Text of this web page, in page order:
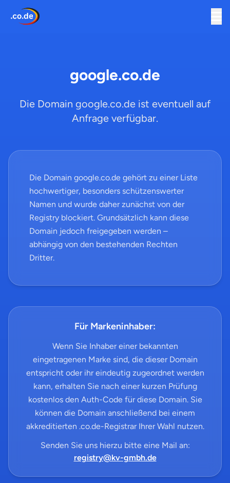
google.co.de
Die Domain google.co.de ist eventuell auf
Anfrage verfügbar.
Die Domain google.co.de gehört zu einer Liste
hochwertiger, besonders schützenswerter
Namen und wurde daher zunächst von der
Registry blockiert. Grundsätzlich kann diese
Domain jedoch freigegeben werden –
abhängig von den bestehenden Rechten
Dritter.
Für Markeninhaber:
Wenn Sie Inhaber einer bekannten
eingetragenen Marke sind, die dieser Domain
entspricht oder ihr eindeutig zugeordnet werden
kann, erhalten Sie nach einer kurzen Prüfung
kostenlos den Auth-Code für diese Domain. Sie
können die Domain anschließend bei einem
akkreditierten .co.de-Registrar Ihrer Wahl nutzen.
Senden Sie uns hierzu bitte eine Mail an:
registry@kv-gmbh.de